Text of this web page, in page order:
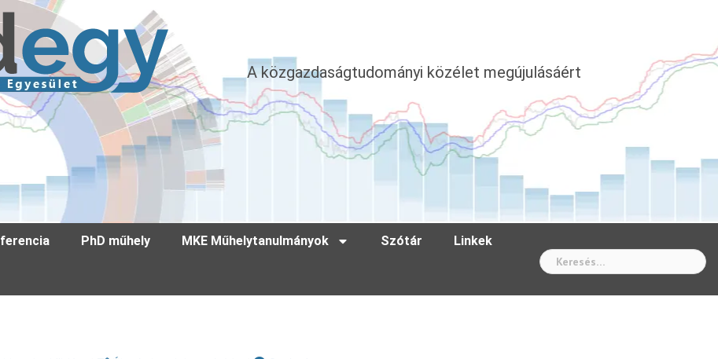
A közgazdaságtudományi közélet megújulásáért
PhD műhely MKE Műhelytanulmányok Szótár Linkek